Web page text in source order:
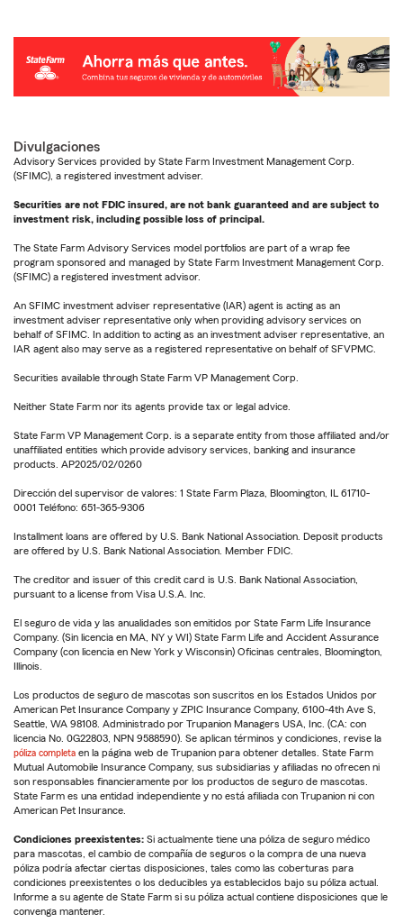
Divulgaciones
Advisory Services provided by State Farm Investment Management Corp.
(SFIMC), a registered investment adviser.
Securities are not FDIC insured, are not bank guaranteed and are subject to
investment risk, including possible loss of principal.
The State Farm Advisory Services model portfolios are part of a wrap fee
program sponsored and managed by State Farm Investment Management Corp.
(SFIMC) a registered investment advisor.
An SFIMC investment adviser representative (IAR) agent is acting as an
investment adviser representative only when providing advisory services on
behalf of SFIMC. In addition to acting as an investment adviser representative, an
IAR agent also may serve as a registered representative on behalf of SFVPMC.
Securities available through State Farm VP Management Corp.
Neither State Farm nor its agents provide tax or legal advice.
State Farm VP Management Corp. is a separate entity from those affiliated and/or
unaffiliated entities which provide advisory services, banking and insurance
products. AP2025/02/0260
Dirección del supervisor de valores: 1 State Farm Plaza, Bloomington, IL 61710-
0001 Teléfono: 651-365-9306
Installment loans are offered by U.S. Bank National Association. Deposit products
are offered by U.S. Bank National Association. Member FDIC.
The creditor and issuer of this credit card is U.S. Bank National Association,
pursuant to a license from Visa U.S.A. Inc.
El seguro de vida y las anualidades son emitidos por State Farm Life Insurance
Company. (Sin licencia en MA, NY y WI) State Farm Life and Accident Assurance
Company (con licencia en New York y Wisconsin) Oficinas centrales, Bloomington,
Illinois.
Los productos de seguro de mascotas son suscritos en los Estados Unidos por
American Pet Insurance Company y ZPIC Insurance Company, 6100-4th Ave S,
Seattle, WA 98108. Administrado por Trupanion Managers USA, Inc. (CA: con
licencia No. 0G22803, NPN 9588590). Se aplican términos y condiciones, revise la
póliza completa en la página web de Trupanion para obtener detalles. State Farm
Mutual Automobile Insurance Company, sus subsidiarias y afiliadas no ofrecen ni
son responsables financieramente por los productos de seguro de mascotas.
State Farm es una entidad independiente y no está afiliada con Trupanion ni con
American Pet Insurance.
Condiciones preexistentes: Si actualmente tiene una póliza de seguro médico
para mascotas, el cambio de compañía de seguros o la compra de una nueva
póliza podría afectar ciertas disposiciones, tales como las coberturas para
condiciones preexistentes o los deducibles ya establecidos bajo su póliza actual.
Informe a su agente de State Farm si su póliza actual contiene disposiciones que le
convenga mantener.